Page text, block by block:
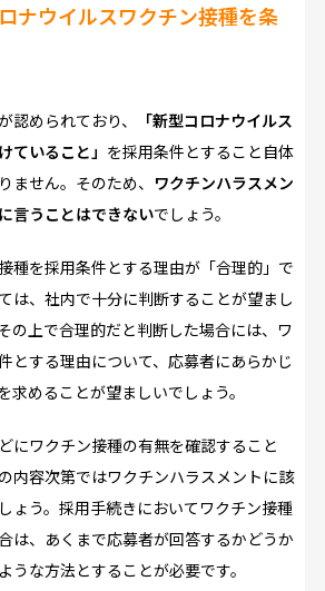
ナウイルスワクチン接種を条
認められており、
「新型コロナウイルス
ていること」 を採用条件とすること自体
ません。そのため、 ワクチンハラスメン
言うことはできないでしょう。
種を採用条件とする理由が「合理的」で
は、社内で十分に判断することが望まし
の上で合理的だと判断した場合には、ワ
とする理由について、応募者にあらかじ
求めることが望ましいでしょう。
にワクチン接種の有無を確認すること
内容次第ではワクチンハラスメントに該
ょう。採用手続きにおいてワクチン接種
は、あくまで応募者が回答するかどうか
うな方法とすることが必要です。